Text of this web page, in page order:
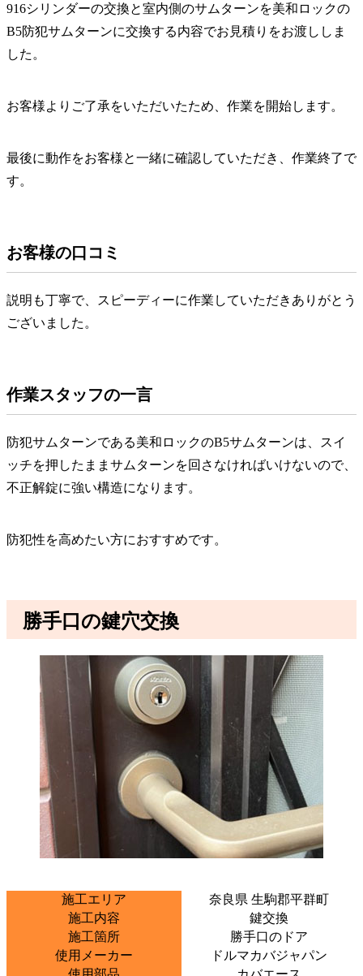
916シリンダーの交換と室内側のサムターンを美和ロックの
B5防犯サムターンに交換する内容でお見積りをお渡ししま
した。
お客様よりご了承をいただいたため、作業を開始します。
最後に動作をお客様と一緒に確認していただき、作業終了で
す。
お客様の口コミ
説明も丁寧で、スピーディーに作業していただきありがとう
ございました。
作業スタッフの一言
防犯サムターンである美和ロックのB5サムターンは、スイ
ッチを押したままサムターンを回さなければいけないので、
不正解錠に強い構造になります。
防犯性を高めたい方におすすめです。
勝手口の鍵穴交換
施工エリア
奈良県 生駒郡平群町
施工内容
鍵交換
施工箇所
勝手口のドア
使用メーカー
ドルマカバジャパン